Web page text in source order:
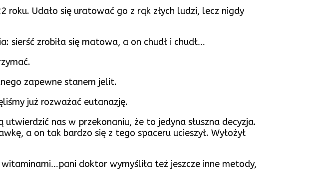
Udało się uratować go z rąk złych ludzi, lecz nigdy
sierść zrobiła się matowa, a on chudł i chudł…
zapewne stanem jelit.
już rozważać eutanazję.
nas w przekonaniu, że to jedyna słuszna decyzja.
a on tak bardzo się z tego spaceru ucieszył. Wyłożył
doktor wymyśliła też jeszcze inne metody,